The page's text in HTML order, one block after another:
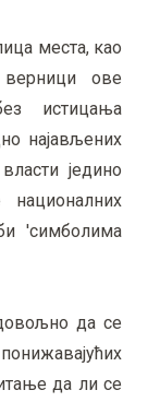
места, као
ове
истицања
најављених
једино
националних
'симболима
да се
да ли се